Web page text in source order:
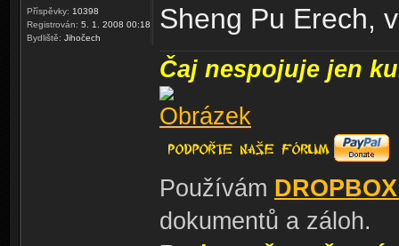
Příspěvky: 10398
Registrován: 5. 1. 2008 00:18
Bydliště: Jihočech
Sheng Pu Erech,
Čaj nespojuje jen
Používám
dokumentů a záloh.